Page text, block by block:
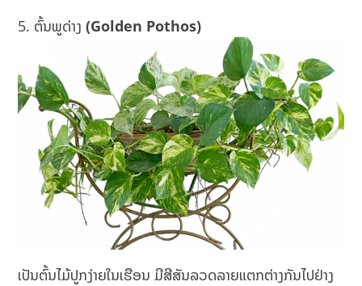
ຕົ້ນພູດ່າງ(Golden Pothos)
ເປັນຕົ້ນໄມ້ປູກງ່າຍໃນເຮືອນ ມີສີສັນລວດລາຍແຕກຕ່າງກັນໄປຢ່າງ